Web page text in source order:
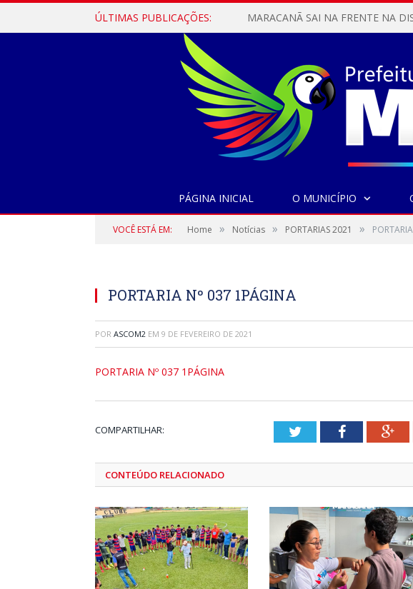
ÚLTIMAS PUBLICAÇÕES:
PÁGINA INICIAL O MUNICÍPIO
VOCÊ ESTÁ EM: Home » Notícias » PORTARIAS 2021 »
PORTARIA Nº 037 1PÁGINA
POR ASCOM2 EM 9 DE FEVEREIRO DE 2021
PORTARIA Nº 037 1PÁGINA
COMPARTILHAR: TwitterFacebook
CONTEÚDO RELACIONADO